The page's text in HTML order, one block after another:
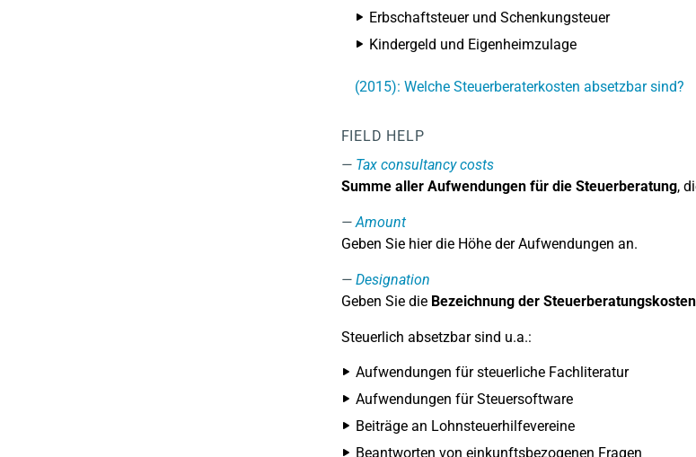
Erbschaftsteuer und Schenkungsteuer
Kindergeld und Eigenheimzulage
(2015): Welche Steuerberaterkosten absetzbar sind?
FIELD HELP
Tax consultancy costs
Summe aller Aufwendungen für die Steuerberatung,
Amount
Geben Sie hier die Höhe der Aufwendungen an.
Designation
Geben Sie dieBezeichnung der Steuerberatungskosten
Steuerlich absetzbar sind u.a.:
Aufwendungen für steuerliche Fachliteratur
Aufwendungen für Steuersoftware
Beiträge an Lohnsteuerhilfevereine
Beantworten von einkunftsbezogenen Fragen